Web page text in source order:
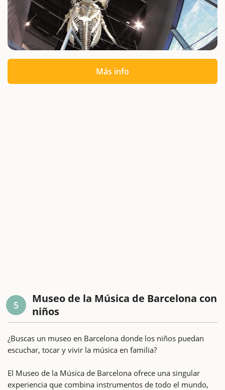
Más info
5
Museo de la Música de Barcelona con
niños
¿Buscas un museo en Barcelona donde los niños puedan
escuchar, tocar y vivir la música en familia?
El Museo de la Música de Barcelona ofrece una singular
experiencia que combina instrumentos de todo el mundo,